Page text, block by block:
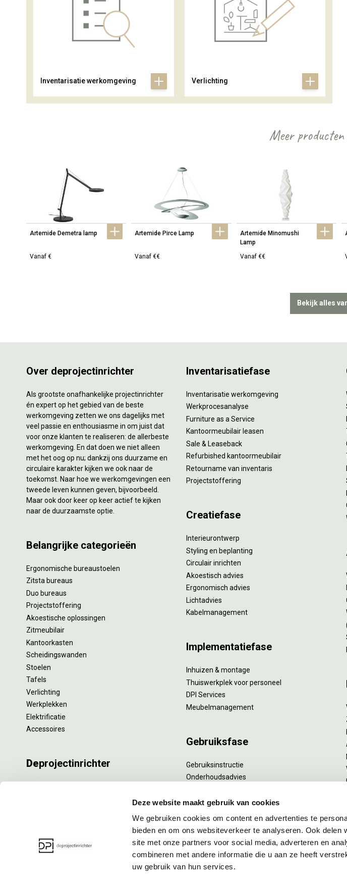
Deze website maakt gebruik van cookies
We gebruiken cookies om content en advertenties te
bieden en om ons websiteverkeer te analyseren. Ook delen
site met onze partners voor social media, adverteren en
combineren met andere informatie die u aan ze heeft
uw gebruik van hun services.
Inventarisatie werkomgeving Verlichting
Meer
Artemide Demetra lamp
Vanaf €
Artemide Pirce Lamp
Vanaf €€
Artemide Minomushi
Lamp
Vanaf €€
Bekijk alles
Over deprojectinrichter
Als grootste onafhankelijke projectinrichter
én expert op het gebied van de beste
werkomgeving zetten we ons dagelijks met
veel passie en enthousiasme in om juist dat
voor onze klanten te realiseren: de allerbeste
werkomgeving. En dat doen we niet alleen
met het oog op nu; dankzij ons duurzame en
circulaire karakter kijken we ook naar de
toekomst. Naar hoe we werkomgevingen een
tweede leven kunnen geven, bijvoorbeeld.
Maar ook door keer op keer actief te kijken
naar de duurzaamste optie.
Belangrijke categorieën
Ergonomische bureaustoelen
Zitsta bureaus
Duo bureaus
Projectstoffering
Akoestische oplossingen
Zitmeubilair
Kantoorkasten
Scheidingswanden
Stoelen
Tafels
Verlichting
Werkplekken
Elektrificatie
Accessoires
Deprojectinrichter
Inventarisatiefase
Inventarisatie werkomgeving
Werkprocesanalyse
Furniture as a Service
Kantoormeubilair leasen
Sale & Leaseback
Refurbished kantoormeubilair
Retourname van inventaris
Projectstoffering
Creatiefase
Interieurontwerp
Styling en beplanting
Circulair inrichten
Akoestisch advies
Ergonomisch advies
Lichtadvies
Kabelmanagement
Implementatiefase
Inhuizen & montage
Thuiswerkplek voor personeel
DPI Services
Meubelmanagement
Gebruiksfase
Gebruiksinstructie
Onderhoudsadvies
Specialistische reiniging
Refurbishment
Interne verhuizing